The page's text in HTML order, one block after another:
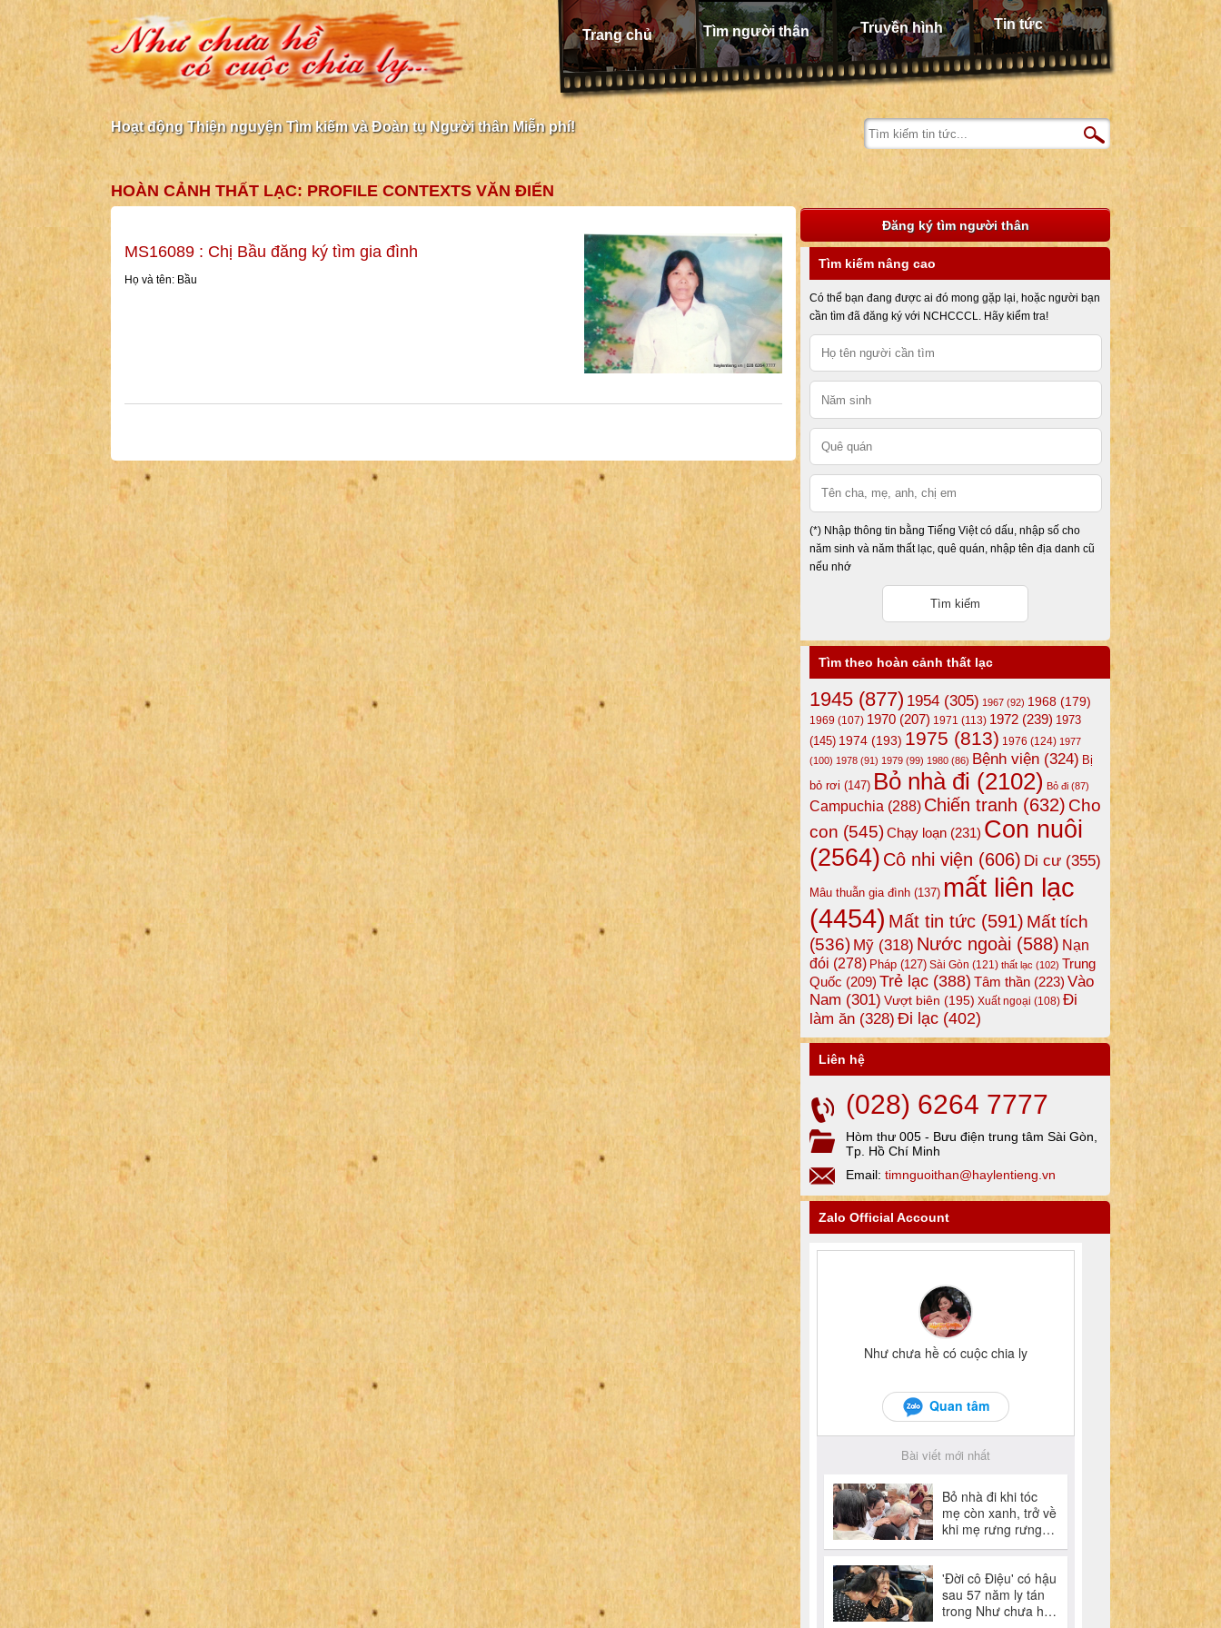
Trang chủ Tìm người thân Truyền hình Tin tức
Hoạt động Thiện nguyện Tìm kiếm và Đoàn tụ Người thân Miễn phí!
HOÀN CẢNH THẤT LẠC: PROFILE CONTEXTS VĂN ĐIỂN
MS16089 : Chị Bầu đăng ký tìm gia đình
Họ và tên: Bầu
Đăng ký tìm người thân
Tìm kiếm nâng cao
Có thể bạn đang được ai đó mong gặp lại, hoặc người bạn
cần tìm đã đăng ký với NCHCCCL. Hãy kiểm tra!
(*) Nhập thông tin bằng Tiếng Việt có dấu, nhập số cho
năm sinh và năm thất lạc, quê quán, nhập tên địa danh cũ
nếu nhớ
Tìm theo hoàn cảnh thất lạc
1945 (877) 1954 (305) 1967 (92) 1968 (179)
1969 (107) 1970 (207) 1971 (113) 1972 (239) 1973
(145) 1974 (193) 1975 (813) 1976 (124) 1977
(100) 1978 (91) 1979 (99) 1980 (86) Bệnh viện (324) Bị
bỏ rơi (147) Bỏ nhà đi (2102) Bỏ đi (87)
Campuchia (288) Chiến tranh (632) Cho
con (545)Chạy loạn (231) Con nuôi
(2564) Cô nhi viện (606) Di cư (355)
Mâu thuẫn gia đình (137) mất liên lạc
(4454) Mất tin tức (591) Mất tích
(536) Mỹ (318) Nước ngoài (588) Nạn
đói (278) Pháp (127) Sài Gòn (121) thất lạc (102) Trung
Quốc (209) Trẻ lạc (388) Tâm thần (223) Vào
Nam (301) Vượt biên (195) Xuất ngoại (108) Đi
làm ăn (328) Đi lạc (402)
Liên hệ
(028) 6264 7777
Hòm thư 005 - Bưu điện trung tâm Sài Gòn,
Tp. Hồ Chí Minh
Email: timnguoithan@haylentieng.vn
Zalo Official Account